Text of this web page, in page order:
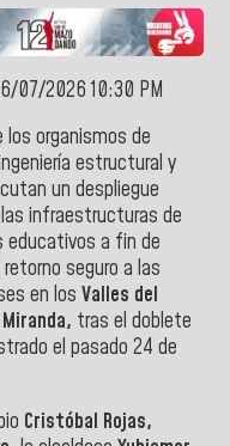
07/2026 10:30 PM
organismos de
estructural y
un despliegue
infraestructuras de
educativos a fin de
seguro a las
en los Valles del
Miranda, tras el doblete
el pasado 24 de
Cristóbal Rojas,